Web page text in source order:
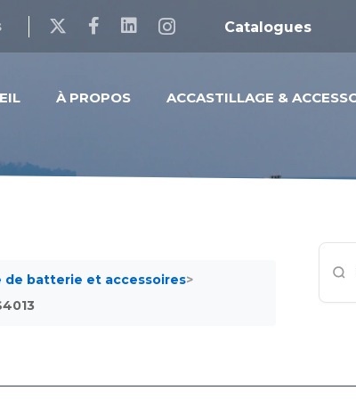
Catalogues
À PROPOS ACCASTILLAGE &
de batterie et accessoires>